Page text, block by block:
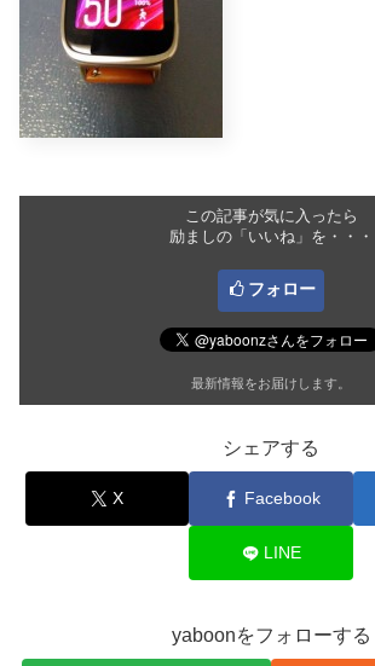
この記事が気に入ったら
励ましの「いいね」を・・・
フォロー
最新情報をお届けします。
シェアする
X Facebook
LINE
yaboonをフォローする